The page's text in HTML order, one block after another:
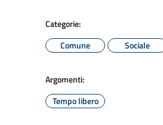
Categorie:
Comune
Sociale
Argomenti:
Tempo libero